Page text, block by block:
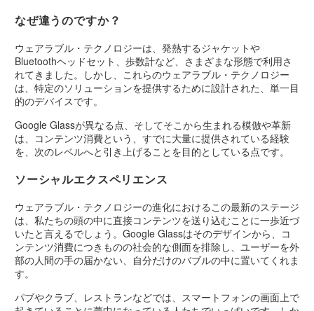
なぜ違うのですか？
ウェアラブル・テクノロジーは、発熱するジャケットや
Bluetoothヘッドセット、歩数計など、さまざまな形態で利用さ
れてきました。しかし、これらのウェアラブル・テクノロジー
は、特定のソリューションを提供するために設計された、単一目
的のデバイスです。
Google Glassが異なる点、そしてそこから生まれる模倣や革新
は、コンテンツ消費という、すでに大量に提供されている経験
を、次のレベルへと引き上げることを目的としている点です。
ソーシャルエクスペリエンス
ウェアラブル・テクノロジーの進化におけるこの最新のステージ
は、私たちの頭の中に直接コンテンツを送り込むことに一歩近づ
いたと言えるでしょう。Google Glassはそのデザインから、コ
ンテンツ消費につきものの社会的な側面を排除し、ユーザーを外
部の人間の手の届かない、自分だけのバブルの中に置いてくれま
す。
パブやクラブ、レストランなどでは、スマートフォンの画面上で